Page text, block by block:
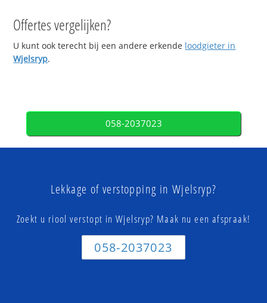
Offertes vergelijken?
U kunt ook terecht bij een andere erkende loodgieter in
Wjelsryp.
058-2037023
Lekkage of verstopping in Wjelsryp?
Zoekt u riool verstopt in Wjelsryp? Maak nu een afspraak!
058-2037023